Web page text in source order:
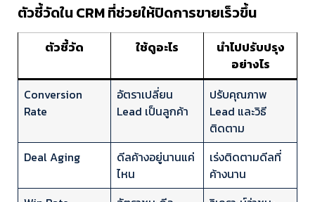
ตัวชี้วัดใน CRM ที่ช่วยให้ปิดการขายเร็วขึ้น
ตัวชี้วัด ใช้ดูอะไร
นำไปปรับปรุง
อย่างไร
Conversion
Rate
อัตราเปลี่ยน
Lead เป็นลูกค้า
ปรับคุณภาพ
Lead และวิธี
ติดตาม
Deal Aging
ดีลค้างอยู่นานแค่
ไหน
เร่งติดตามดีลที่
ค้างนาน